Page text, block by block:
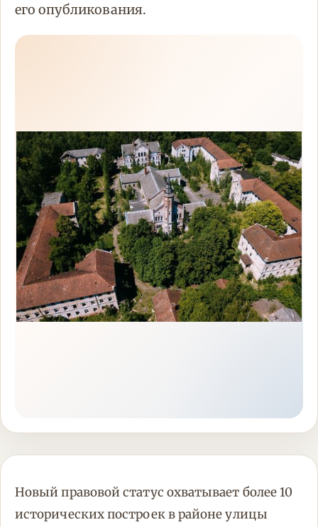
его опубликования.
Новый правовой статус охватывает более 10
исторических построек в районе улицы